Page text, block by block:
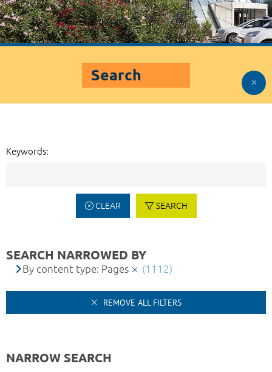
Search
Keywords:
CLEAR SEARCH
SEARCH NARROWED BY
By content type: Pages (1112)
REMOVE ALL FILTERS
NARROW SEARCH